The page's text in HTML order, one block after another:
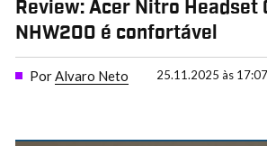
Review: Acer Nitro Headset
NHW200 é confortável
PorAlvaro Neto 25.11.2025 às 17:07